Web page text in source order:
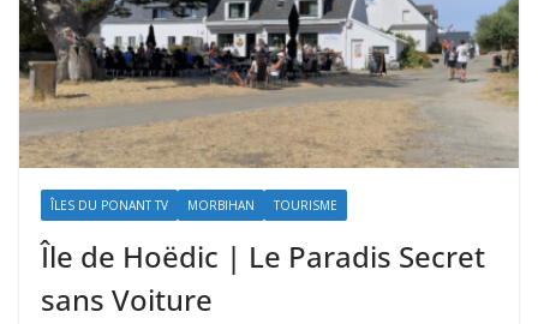
ÎLES DU PONANT TV MORBIHAN TOURISME
Île de Hoëdic | Le Paradis Secret
sans Voiture